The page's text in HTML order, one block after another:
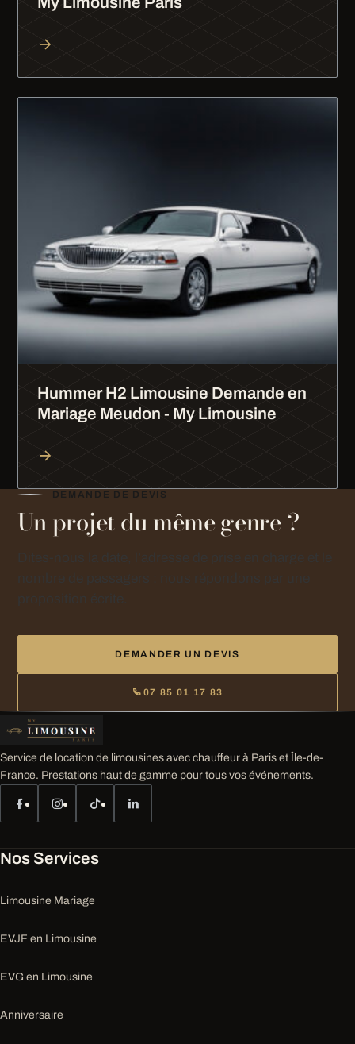
Hummer H2 Limousine Demande en
Mariage Meudon - My Limousine
DEMANDE DE DEVIS
Un projet du même genre ?
DEMANDER UN DEVIS
07 85 01 17 83
Service de location de limousines avec chauffeur à Paris et Île-de-
France. Prestations haut de gamme pour tous vos événements.
Nos Services
Limousine Mariage
EVJF en Limousine
EVG en Limousine
Anniversaire